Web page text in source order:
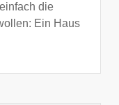
die
Ein Haus